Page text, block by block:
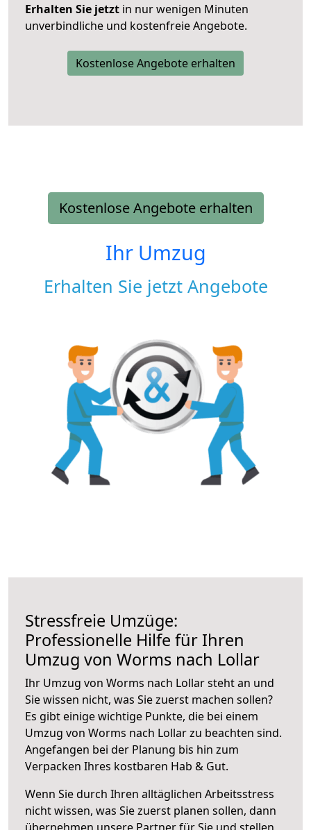
Erhalten Sie jetzt in nur wenigen Minuten
unverbindliche und kostenfreie Angebote.
Kostenlose Angebote erhalten
Kostenlose Angebote erhalten
Ihr Umzug
Erhalten Sie jetzt Angebote
Stressfreie Umzüge:
Professionelle Hilfe für Ihren
Umzug von Worms nach Lollar
Ihr Umzug von Worms nach Lollar steht an und
Sie wissen nicht, was Sie zuerst machen sollen?
Es gibt einige wichtige Punkte, die bei einem
Umzug von Worms nach Lollar zu beachten sind.
Angefangen bei der Planung bis hin zum
Verpacken Ihres kostbaren Hab & Gut.
Wenn Sie durch Ihren alltäglichen Arbeitsstress
nicht wissen, was Sie zuerst planen sollen, dann